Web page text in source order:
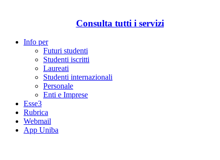
Consulta tutti i servizi
Info per
Futuri studenti
Studenti iscritti
Laureati
Studenti internazionali
Personale
Enti e Imprese
Esse3
Rubrica
Webmail
App Uniba